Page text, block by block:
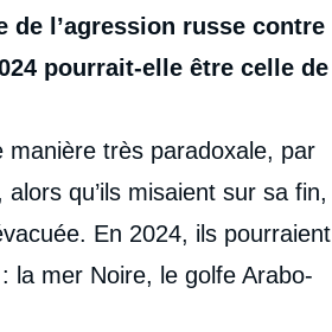
de l’agression russe contre
pourrait-elle être celle de
très paradoxale, par
qu’ils misaient sur sa fin,
En 2024, ils pourraient
la mer Noire, le golfe Arabo-